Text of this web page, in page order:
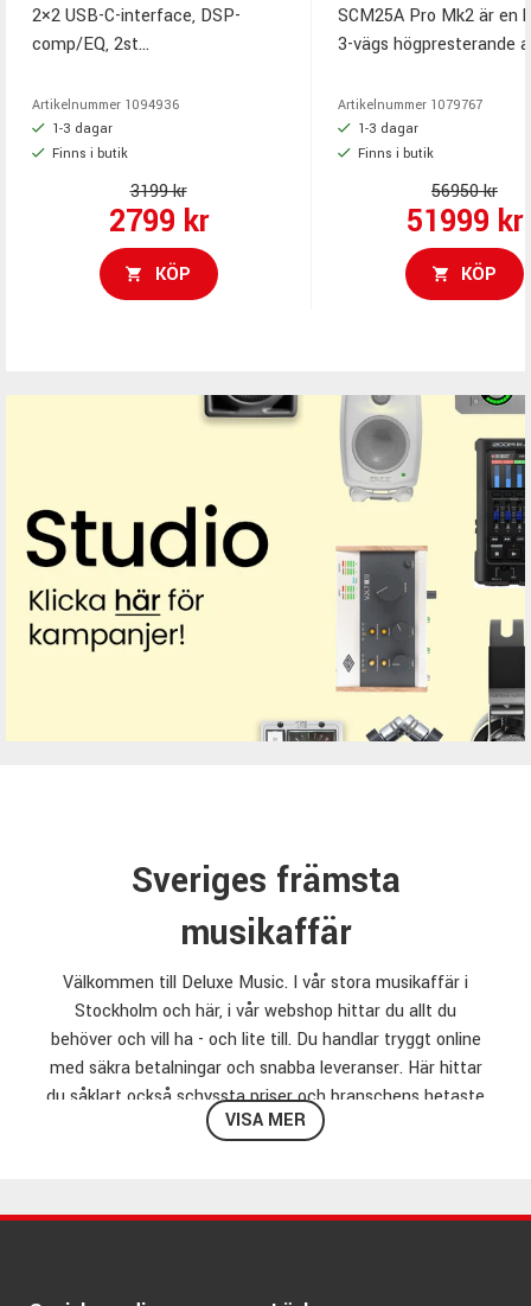
2×2 USB-C-interface, DSP-
comp/EQ, 2st
conversion, MIDI I/O, loopback,
bus-powered, inkluderad
mjukvara.
Artikelnummer 1094936
1-3 dagar
Finns i butik
3199 kr
2799 kr
KÖP
SCM25A Pro Mk2 är en
3-vägs högpresterande
Artikelnummer 1079767
1-3 dagar
Finns i butik
56950 kr
51999 kr
KÖP
Sveriges främsta
musikaffär
Välkommen till Deluxe Music. I vår stora musikaffär i
Stockholm och här, i vår webshop hittar du allt du
behöver och vill ha - och lite till. Du handlar tryggt online
med säkra betalningar och snabba leveranser. Här hittar
du såklart också schyssta priser och branschens hetaste
nyheter. DLX Music är den självklara musikaffären, så
Musikaffär på nätet
VISA MER